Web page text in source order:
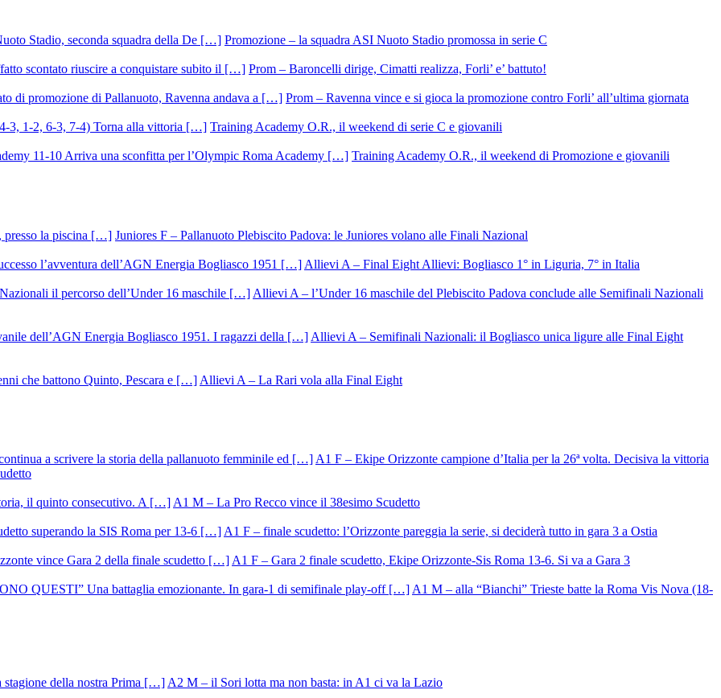
Promozione – la squadra ASI Nuoto Stadio promossa in serie C
Prom – Baroncelli dirige, Cimatti realizza, Forli’ e’ battuto!
Prom – Ravenna vince e si gioca la promozione contro Forli’ all’ultima giornata
Training Academy O.R., il weekend di serie C e giovanili
Training Academy O.R., il weekend di Promozione e giovanili
Juniores F – Pallanuoto Plebiscito Padova: le Juniores volano alle Finali Nazional
Allievi A – Final Eight Allievi: Bogliasco 1° in Liguria, 7° in Italia
Allievi A – l’Under 16 maschile del Plebiscito Padova conclude alle Semifinali Nazionali
Allievi A – Semifinali Nazionali: il Bogliasco unica ligure alle Final Eight
Allievi A – La Rari vola alla Final Eight
A1 F – Ekipe Orizzonte campione d’Italia per la 26ª volta. Decisiva la vittoria
A1 M – La Pro Recco vince il 38esimo Scudetto
A1 F – finale scudetto: l’Orizzonte pareggia la serie, si deciderà tutto in gara 3 a Ostia
A1 F – Gara 2 finale scudetto, Ekipe Orizzonte-Sis Roma 13-6. Si va a Gara 3
A1 M – alla “Bianchi” Trieste batte la Roma Vis Nova (18-
A2 M – il Sori lotta ma non basta: in A1 ci va la Lazio